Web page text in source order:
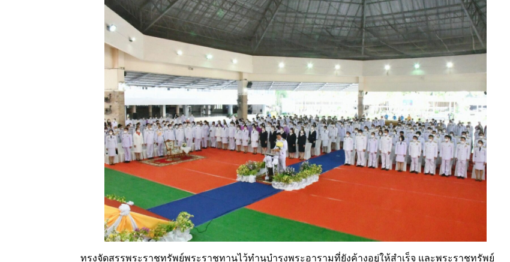
ทรงจัดสรรพระราชทรัพย์พระราชทานไว้ทำนุบำรุงพระอารามที่ยังค้างอยู่ให้สำเร็จ และพระราชทรัพย์